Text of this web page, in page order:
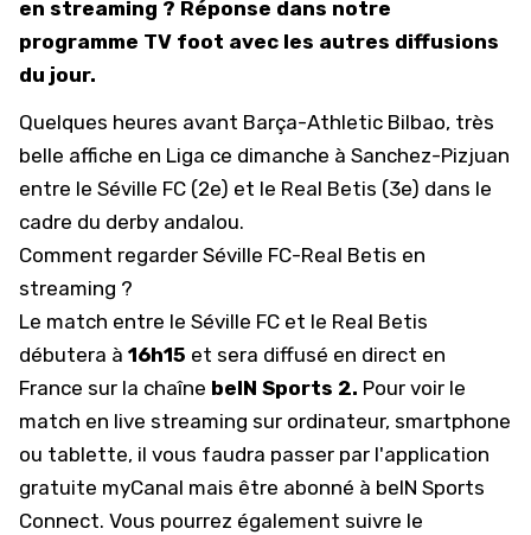
en streaming ? Réponse dans notre
programme TV foot avec les autres diffusions
du jour.
Quelques heures avant Barça-Athletic Bilbao, très
belle affiche en Liga ce dimanche à Sanchez-Pizjuan
entre le Séville FC (2e) et le Real Betis (3e) dans le
cadre du derby andalou.
Comment regarder Séville FC-Real Betis en
streaming ?
Le match entre le Séville FC et le Real Betis
débutera à 16h15 et sera diffusé en direct en
France sur la chaîne beIN Sports 2. Pour voir le
match en live streaming sur ordinateur, smartphone
ou tablette, il vous faudra passer par l'application
gratuite myCanal mais être abonné à beIN Sports
Connect. Vous pourrez également suivre le